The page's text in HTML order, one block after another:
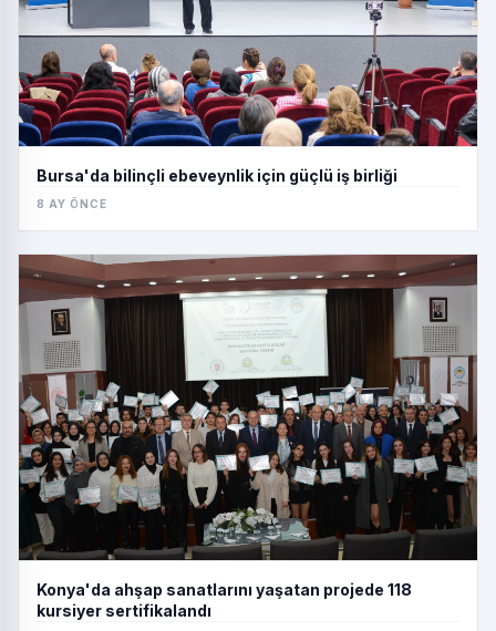
Bursa'da bilinçli ebeveynlik için güçlü iş birliği
8 AY ÖNCE
Konya'da ahşap sanatlarını yaşatan projede 118
kursiyer sertifikalandı